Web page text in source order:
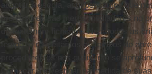
adaptar à escola, aqui pensamos que
professores são meros mediadores no
de texto nem fichários. Nem todas as
tempo, e respeitamos os tempos de
procedimentos nos quais irão se
Começar a investigar na medida de suas